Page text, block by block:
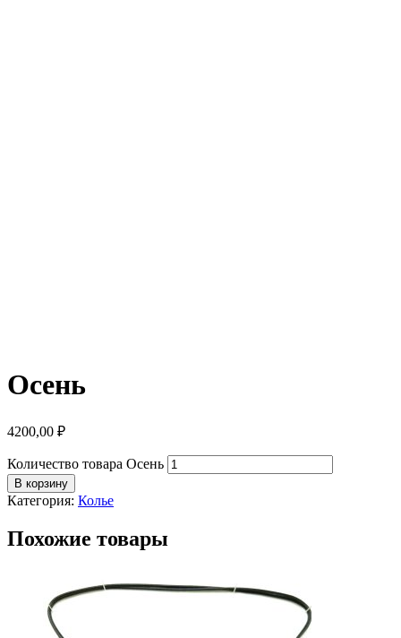
Осень
4200,00 ₽
Количество товара Осень
В корзину
Категория: Колье
Похожие товары